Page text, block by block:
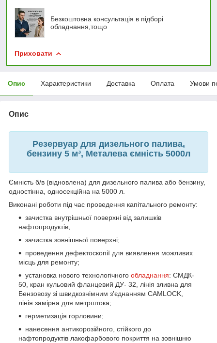
Безкоштовна консультація в підборі
обладнання,тощо
Приховати
Опис Характеристики Доставка Оплата Умови
Опис
Резервуар для дизельного палива,
бензину 5 м³, Металева ємність 5000л
Ємність б/в (відновлена) для дизельного палива або бензину,
одностінна, односекційна на 5000 л.
Виконані роботи під час проведення капітального ремонту:
зачистка внутрішньої поверхні від залишків
нафтопродуктів;
зачистка зовнішньої поверхні;
проведення дефектоскопії для виявлення можливих
місць для ремонту;
установка нового технологічного обладнання: СМДК-
50, кран кульовий фланцевий ДУ- 32, лінія зливна для
Бензовозу зі швидкознімним з'єднанням CAMLOCK,
лінія замірна для метрштока;
герметизація горловини;
нанесення антикорозійного, стійкого до
нафтопродуктів лакофарбового покриття на зовнішню